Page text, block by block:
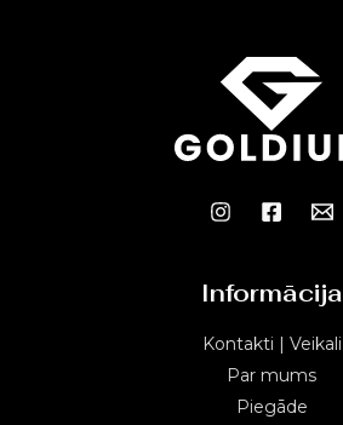
Informācija
Kontakti | Veikali
Par mums
Piegāde